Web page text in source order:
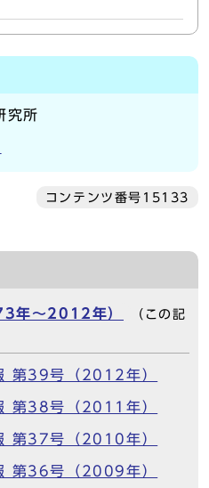
究所
コンテンツ番号15133
年～2012年）
（この記
第39号（2012年）
第38号（2011年）
第37号（2010年）
第36号（2009年）